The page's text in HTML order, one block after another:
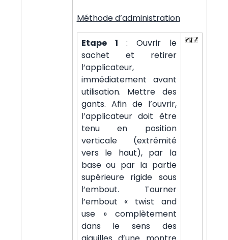
Méthode d’administration
Etape 1 : Ouvrir le
sachet et retirer
l’applicateur,
immédiatement avant
utilisation.
Mettre des
gants. Afin de l’ouvrir,
l’applicateur doit être
tenu en position
verticale (extrémité
vers le haut), par la
base ou par la partie
supérieure rigide sous
l’embout. Tourner
l’embout « twist and
use » complètement
dans le sens des